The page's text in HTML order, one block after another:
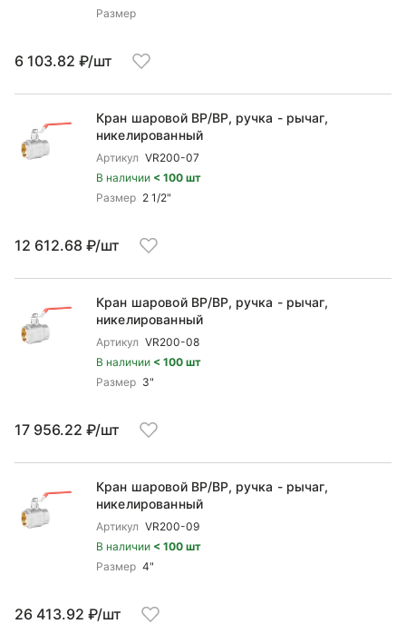
Размер
6 103.82 ₽/шт
Кран шаровой ВP/ВР, ручка - рычаг,
никелированный
Артикул VR200-07
В наличии < 100 шт
Размер 2 1/2"
12 612.68 ₽/шт
Кран шаровой ВP/ВР, ручка - рычаг,
никелированный
Артикул VR200-08
В наличии < 100 шт
Размер 3"
17 956.22 ₽/шт
Кран шаровой ВP/ВР, ручка - рычаг,
никелированный
Артикул VR200-09
В наличии < 100 шт
Размер 4"
26 413.92 ₽/шт